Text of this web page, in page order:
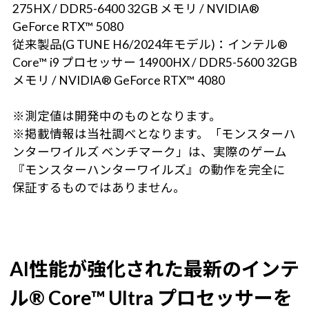
275HX / DDR5-6400 32GB メモリ / NVIDIA®
GeForce RTX™ 5080
従来製品(G TUNE H6/2024年モデル)：インテル®
Core™ i9 プロセッサー 14900HX / DDR5-5600 32GB
メモリ / NVIDIA® GeForce RTX™ 4080
※測定値は開発中のものとなります。
※掲載情報は当社調べとなります。「モンスターハ
ンターワイルズ ベンチマーク」は、実際のゲーム
『モンスターハンターワイルズ』の動作を完全に
保証するものではありません。
AI性能が強化された最新のインテ
ル® Core™ Ultra プロセッサーを